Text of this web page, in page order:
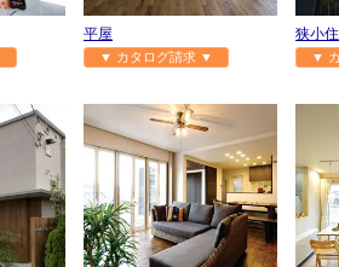
平屋
▼ カタログ請求 ▼
狭小
▼